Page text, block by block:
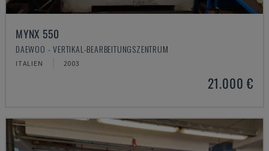
MYNX 550
DAEWOO - VERTIKAL-BEARBEITUNGSZENTRUM
ITALIEN 2003
21.000 €